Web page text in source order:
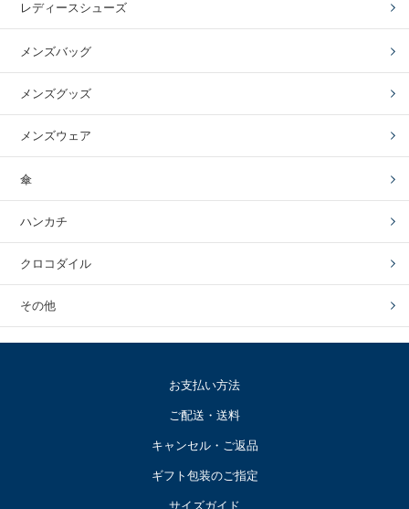
レディースシューズ
メンズバッグ
メンズグッズ
メンズウェア
傘
ハンカチ
クロコダイル
その他
お支払い方法
ご配送・送料
キャンセル・ご返品
ギフト包装のご指定
サイズガイド